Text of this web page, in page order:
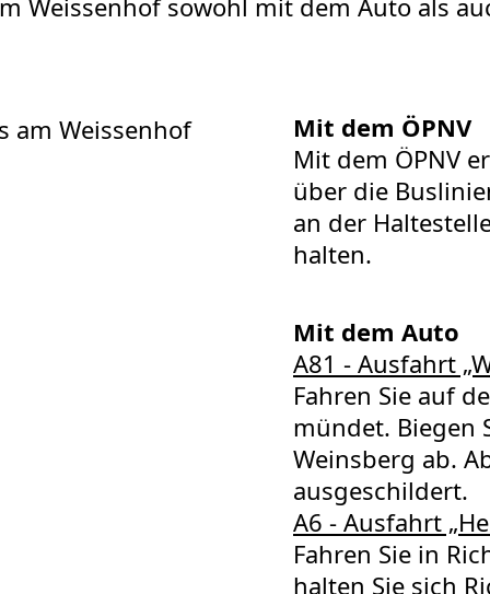
Mit dem ÖPNV
Mit dem ÖPNV
über die
an der
halten.
Mit dem Auto
A81 - Ausfahrt
Fahren Sie auf
mündet. Biegen
Weinsberg ab.
ausgeschildert.
A6 - Ausfahrt
Fahren Sie in
halten Sie sich